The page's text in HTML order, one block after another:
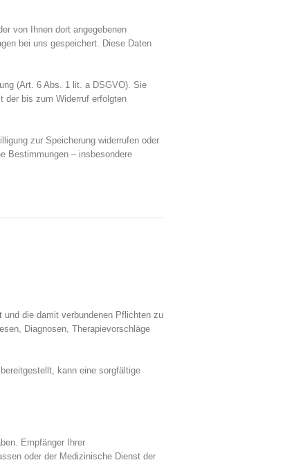
von Ihnen dort angegebenen
bei uns gespeichert. Diese Daten
(Art. 6 Abs. 1 lit. a DSGVO). Sie
der bis zum Widerruf erfolgten
zur Speicherung widerrufen oder
Bestimmungen – insbesondere
und die damit verbundenen Pflichten zu
Diagnosen, Therapievorschläge
kann eine sorgfältige
Empfänger Ihrer
oder der Medizinische Dienst der